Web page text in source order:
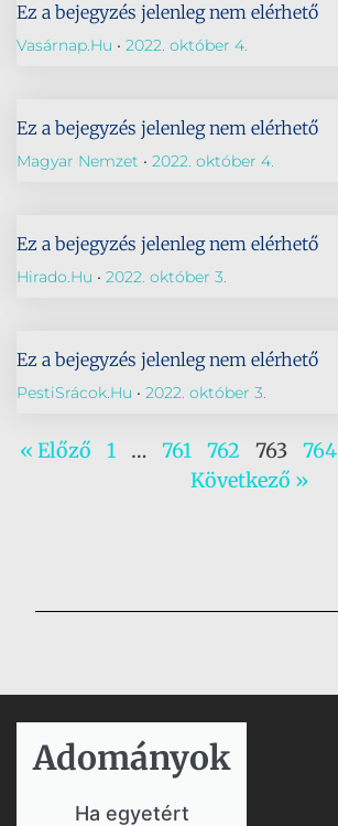
Ez a bejegyzés jelenleg nem elérhető
Vasárnap.hu 2022. október 4.
Ez a bejegyzés jelenleg nem elérhető
Magyar Nemzet 2022. október 4.
Ez a bejegyzés jelenleg nem elérhető
Hirado.hu 2022. október 3.
Ez a bejegyzés jelenleg nem elérhető
PestiSrácok.hu 2022. október 3.
« Előző 1 … 761 762 763 764
Következő »
Adományok​
Ha egyetért